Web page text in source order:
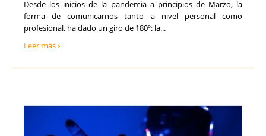
Teruel
Toledo
Valladolid
Tecnología, Software e IA
Ventas y Comercial
Desde los inicios de la pandemia a principios de Marzo, la
forma de comunicarnos tanto a nivel personal como
profesional, ha dado un giro de 180º: la...
Leer más